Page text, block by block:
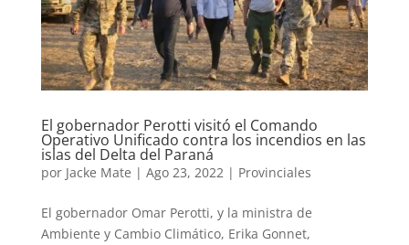
El gobernador Perotti visitó el Comando
Operativo Unificado contra los incendios en las
islas del Delta del Paraná
por Jacke Mate | Ago 23, 2022| Provinciales
El gobernador Omar Perotti, y la ministra de
Ambiente y Cambio Climático, Erika Gonnet,